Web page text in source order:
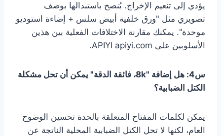
يؤدي إلى تنعيم الإخراج. يُنصح باستبدالها بوصف
تصويري مثل "ورق خلفية أبيض سلس + إضاءة استوديو
موحدة". يمكنك مقارنة الاختلافات الفعلية بين هذين
الأسلوبين على APIYI apiyi.com.
س4: هل إضافة "8k، فائقة الدقة" يمكن أن تحل مشكلة
الكتل الضبابية؟
يمكن لكلمات المفتاح المتعلقة بالحدة تحسين الوضوح
العام، لكنها لا تحل الكتل الضبابية المحلية الناتجة عن